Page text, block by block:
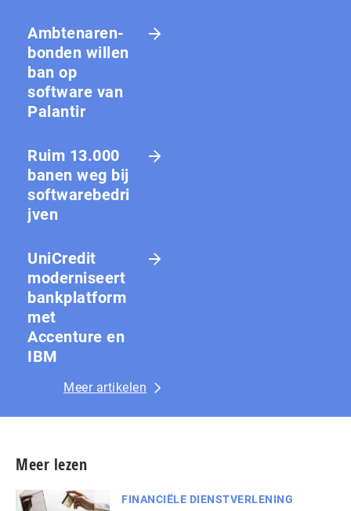
Amb­te­na­ren­
bon­den willen
ban op
software van
Palantir
Ruim 13.000
banen weg bij
softwarebedri
jven
UniCredit
moderniseert
bankplatform
met
Accenture en
IBM
Meer artikelen
Meer lezen
FINANCIËLE DIENSTVERLENING